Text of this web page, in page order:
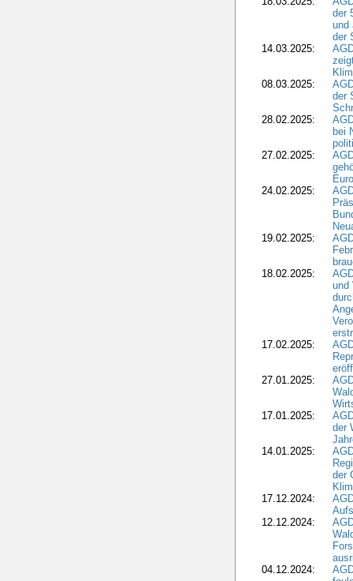
der
und
der
14.03.2025:
08.03.2025:
der
28.02.2025:
bei
27.02.2025:
24.02.2025:
19.02.2025:
18.02.2025:
und
17.02.2025:
27.01.2025:
17.01.2025:
der
14.01.2025:
der
17.12.2024:
12.12.2024:
04.12.2024: